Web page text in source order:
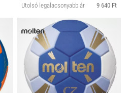
Utolsó legalacsonyabb ár 9 640 Ft